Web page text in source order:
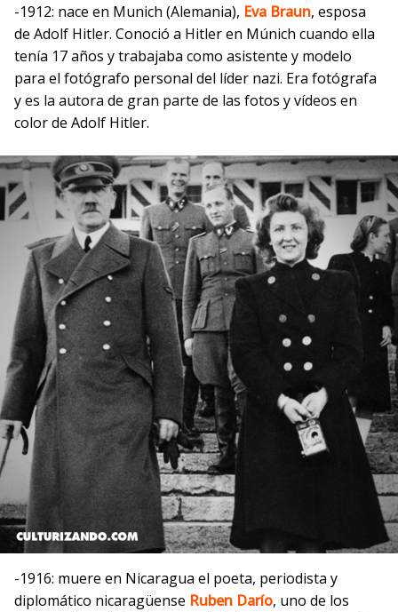
-1912: nace en Munich (Alemania), Eva Braun, esposa
de Adolf Hitler. Conoció a Hitler en Múnich cuando ella
tenía 17 años y trabajaba como asistente y modelo
para el fotógrafo personal del líder nazi. Era fotógrafa
y es la autora de gran parte de las fotos y vídeos en
color de Adolf Hitler.
-1916: muere en Nicaragua el poeta, periodista y
diplomático nicaragüense Ruben Darío, uno de los